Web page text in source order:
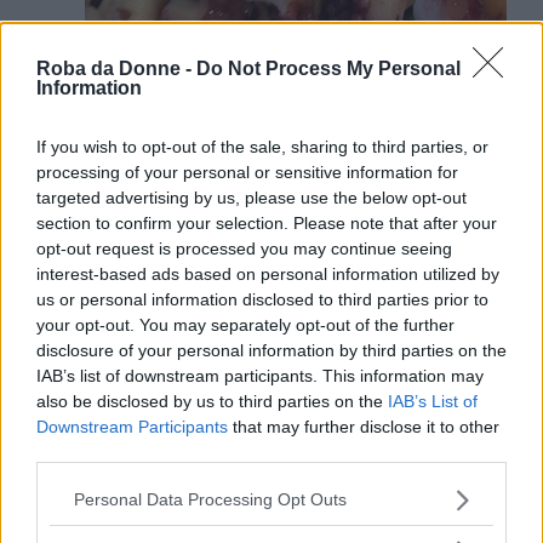
Roba da Donne - Do Not Process My Personal
Information
If you wish to opt-out of the sale, sharing to third parties, or
processing of your personal or sensitive information for
targeted advertising by us, please use the below opt-out
section to confirm your selection. Please note that after your
opt-out request is processed you may continue seeing
interest-based ads based on personal information utilized by
us or personal information disclosed to third parties prior to
your opt-out. You may separately opt-out of the further
disclosure of your personal information by third parties on the
IAB’s list of downstream participants. This information may
also be disclosed by us to third parties on the IAB’s List of
Downstream Participants that may further disclose it to other
Please note that this website/app uses one or more Google
Personal Data Processing Opt Outs
Prendete quindi una padella
antiaderente, versate un filo d’olio e
aggiungete un grosso spicchio d’aglio;
fate imbiondire e fate saltare per qualche
minuto a fuoco vivo il polipo a pezzi,
precedentemente lessato. Aggiustate di
essiccato.
Nel frattempo in una casseruola versate